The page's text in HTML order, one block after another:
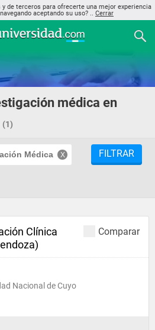
de terceros para ofrecerte una mejor experiencia
aceptando su uso? .. Cerrar
médica en
(1)
Médica FILTRAR
Comparar
Clínica
Nacional de Cuyo